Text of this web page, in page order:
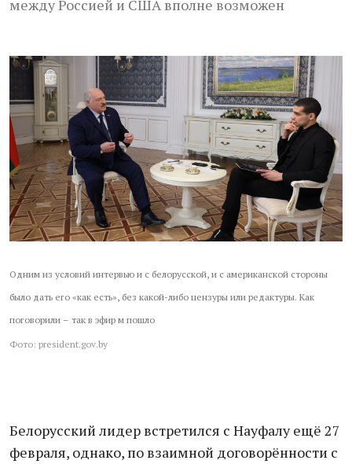
между Россией и США вполне возможен
Одним из условий интервью и с белорусской, и с американской стороны
было дать его «как есть», без какой-либо цензуры или редактуры. Как
поговорили – так в эфир м пошло
Фото: president.gov.by
Белорусский лидер встретился с Науфалу ещё 27
февраля, однако, по взаимной договорённости с